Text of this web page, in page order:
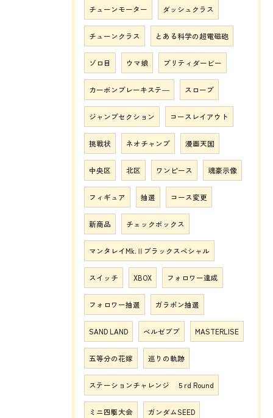
チューンモーター ダッシュクラス
チューンクラス とある科学の超電磁砲
ゾロ目 ウマ娘 プリティダービー
カーボンブレーキステ― スロープ
ジャンプセクション コースレイアウト
挑戦状 ネオチャンプ 漫画天国
中央区 北区 ワンピース 魂豪示像
フィギュア 抽選 コース変更
新商品 チェックボックス
マンタレイMk.Ⅱブラックスペシャル
スイッチ XBOX フォロワー達成
フォロワー抽選 ガラポン抽選
SAND LAND ベルゼブブ MASTERLISE
五等分の花嫁 巡りの軌跡
ステーションチャレンジ ５rd Round
ミニ四駆大会 ガンダムSEED